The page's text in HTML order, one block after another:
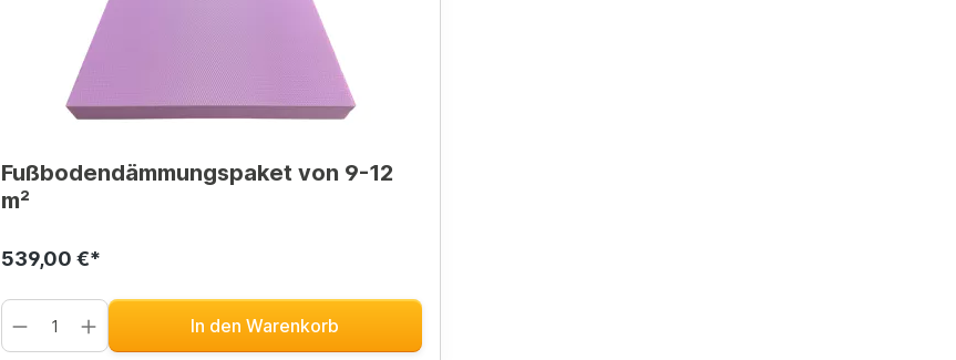
Fußbodendämmungspaket von 9-12
m²
539,00 €*
In den Warenkorb